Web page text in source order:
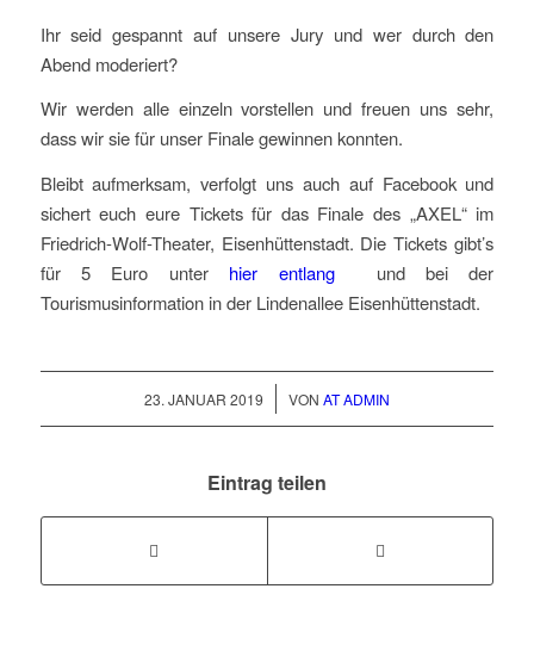
Ihr seid gespannt auf unsere Jury und wer durch den
Abend moderiert?
Wir werden alle einzeln vorstellen und freuen uns sehr,
dass wir sie für unser Finale gewinnen konnten.
Bleibt aufmerksam, verfolgt uns auch auf Facebook und
sichert euch eure Tickets für das Finale des „AXEL“ im
Friedrich-Wolf-Theater, Eisenhüttenstadt. Die Tickets gibt’s
für 5 Euro unter hier entlang
und bei der
Tourismusinformation in der Lindenallee Eisenhüttenstadt.
23. JANUAR 2019
/ VON AT ADMIN
Eintrag teilen